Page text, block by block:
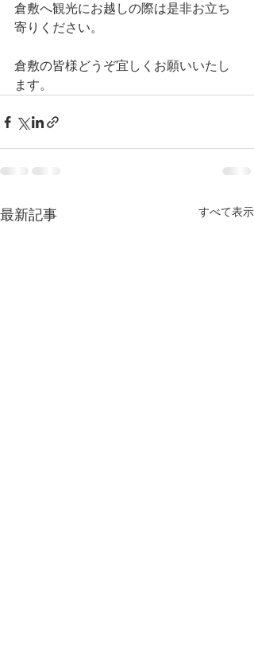
倉敷へ観光にお越しの際は是非お立ち
寄りください。
倉敷の皆様どうぞ宜しくお願いいたし
ます。
最新記事 すべて表示